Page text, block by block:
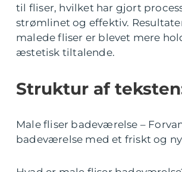
til fliser, hvilket har gjort
strømlinet og effektiv.
malede fliser er blevet mere
æstetisk tiltalende.
Struktur af
Male fliser badeværelse –
badeværelse med et friskt og